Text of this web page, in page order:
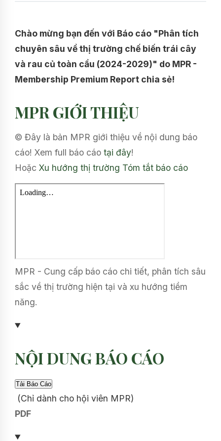
Chào mừng bạn đến với Báo cáo "Phân tích
chuyên sâu về thị trường chế biến trái cây
và rau củ toàn cầu (2024-2029)" do MPR -
Membership Premium Report chia sẻ!
MPR GIỚI THIỆU
© Đây là bản MPR giới thiệu về nội dung báo
cáo! Xem full báo cáo tại đây!
Hoặc Xu hướng thị trường Tóm tắt báo cáo
MPR - Cung cấp báo cáo chi tiết, phân tích sâu
sắc về thị trường hiện tại và xu hướng tiềm
năng.
NỘI DUNG BÁO CÁO
(Chỉ dành cho hội viên MPR)
PDF